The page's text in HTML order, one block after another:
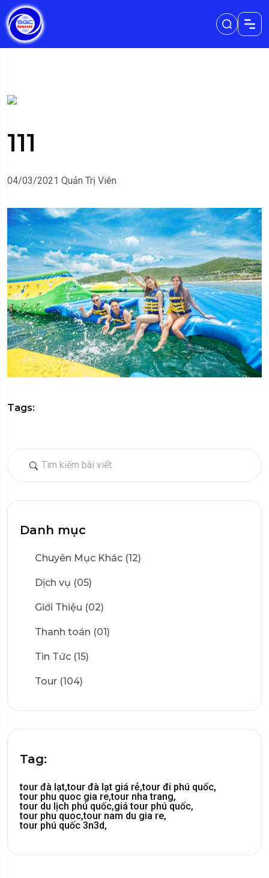
Danh mục
Chuyên Mục Khác (12)
Dịch vụ (05)
Giới Thiệu (02)
Thanh toán (01)
Tin Tức (15)
Tour (104)
Tag:
tour đà lạt,tour đà lạt giá rẻ,tour đi phú quốc,
tour phu quoc gia re,tour nha trang,
tour du lịch phú quốc,giá tour phú quốc,
tour phu quoc,tour nam du gia re,
tour phú quốc 3n3d,
111
04/03/2021 Quản Trị Viên
Tags: